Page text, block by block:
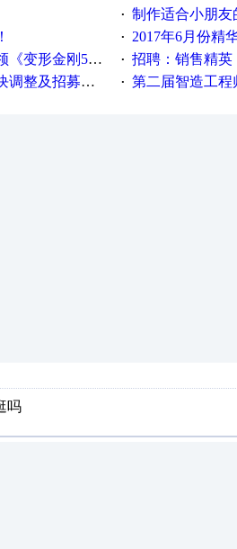
· 制作适合小朋友
· 2017年6月份精
金刚5》观影券 · 招聘：销售精英
招募版主公告 · 第二届智造工程师节
吗